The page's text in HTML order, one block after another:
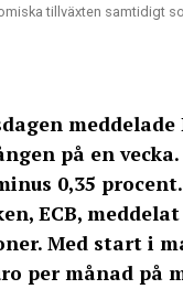
tillväxten samtidigt
på en
0,35
ECB,
Med start i
per månad på